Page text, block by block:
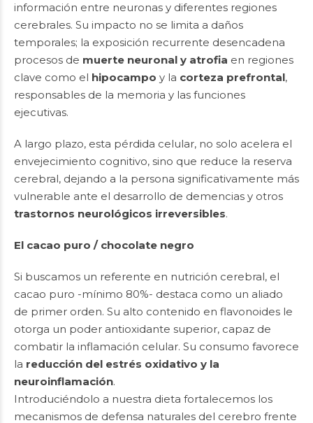
información entre neuronas y diferentes regiones
cerebrales. Su impacto no se limita a daños
temporales; la exposición recurrente desencadena
procesos de muerte neuronal y atrofia en regiones
clave como el hipocampo y la corteza prefrontal,
responsables de la memoria y las funciones
ejecutivas.
A largo plazo, esta pérdida celular, no solo acelera el
envejecimiento cognitivo, sino que reduce la reserva
cerebral, dejando a la persona significativamente más
vulnerable ante el desarrollo de demencias y otros
trastornos neurológicos irreversibles.
El cacao puro / chocolate negro
Si buscamos un referente en nutrición cerebral, el
cacao puro -mínimo 80%- destaca como un aliado
de primer orden. Su alto contenido en flavonoides le
otorga un poder antioxidante superior, capaz de
combatir la inflamación celular. Su consumo favorece
la reducción del estrés oxidativo y la
neuroinflamación.
Introduciéndolo a nuestra dieta fortalecemos los
mecanismos de defensa naturales del cerebro frente